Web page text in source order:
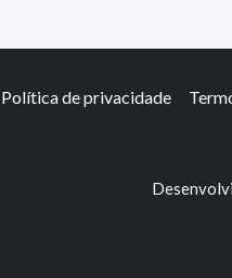
Política de privacidade